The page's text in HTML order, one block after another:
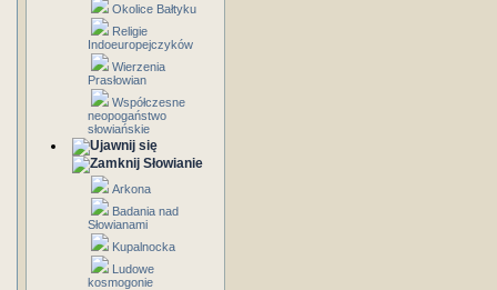
Okolice Bałtyku
Religie
Indoeuropejczyków
Wierzenia
Prasłowian
Współczesne
neopogaństwo
słowiańskie
Słowianie
Arkona
Badania nad
Słowianami
Kupalnocka
Ludowe
kosmogonie